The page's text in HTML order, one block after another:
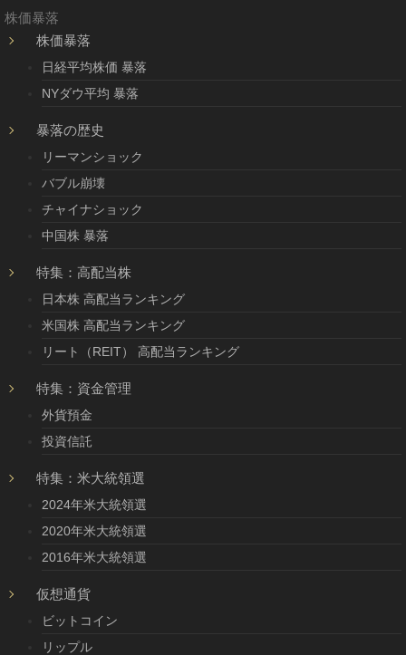
株価暴落
株価暴落
日経平均株価 暴落
NYダウ平均 暴落
暴落の歴史
リーマンショック
バブル崩壊
チャイナショック
中国株 暴落
特集：高配当株
日本株 高配当ランキング
米国株 高配当ランキング
リート（REIT） 高配当ランキング
特集：資金管理
外貨預金
投資信託
特集：米大統領選
2024年米大統領選
2020年米大統領選
2016年米大統領選
仮想通貨
ビットコイン
リップル